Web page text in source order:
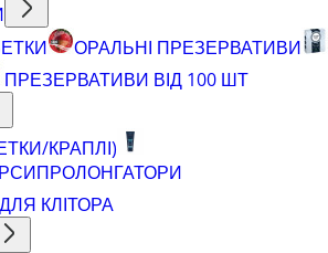
ОРАЛЬНІ ПРЕЗЕРВАТИВИ
ПРЕЗЕРВАТИВИ ВІД 100 ШТ
КРАПЛІ)
ПРОЛОНГАТОРИ
КЛІТОРА